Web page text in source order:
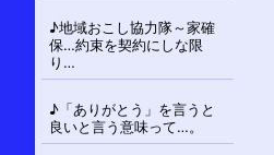
♪地域おこし協力隊～家確
保…約束を契約にしな限
り…
♪「ありがとう」を言うと
良いと言う意味って…。